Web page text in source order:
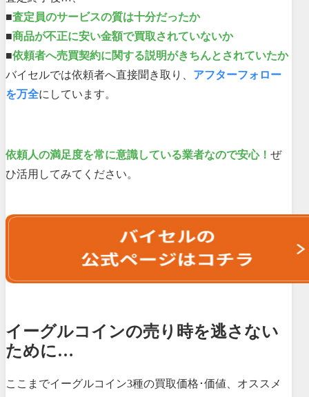
■査定員のサービスの質は十分だったか
■商品が不正に安い金額で買取されていないか
■依頼者へ売買契約に関する説明がきちんとされていたか
バイセルでは依頼者へ直接聞き取り、 アフターフォロー
を万全にしています。
依頼人の満足度を常に意識している業者なので安心！ ぜ
ひ活用してみてください。
イーグルコインの売り時を逃さない
ために…
ここまでイーグルコイン3種の買取価格･価値、オススメ